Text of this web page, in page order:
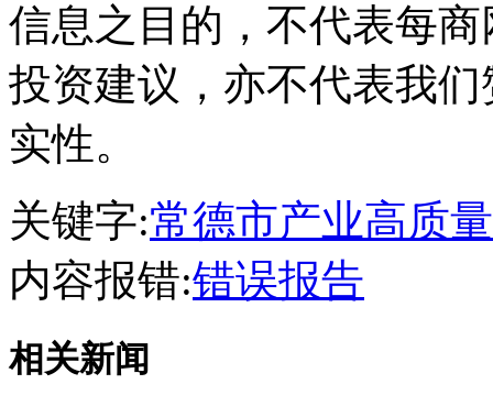
信息之目的，不代表每
投资建议，亦不代表我
实性。
关键字:常德市产业高质
内容报错:错误报告
相关新闻